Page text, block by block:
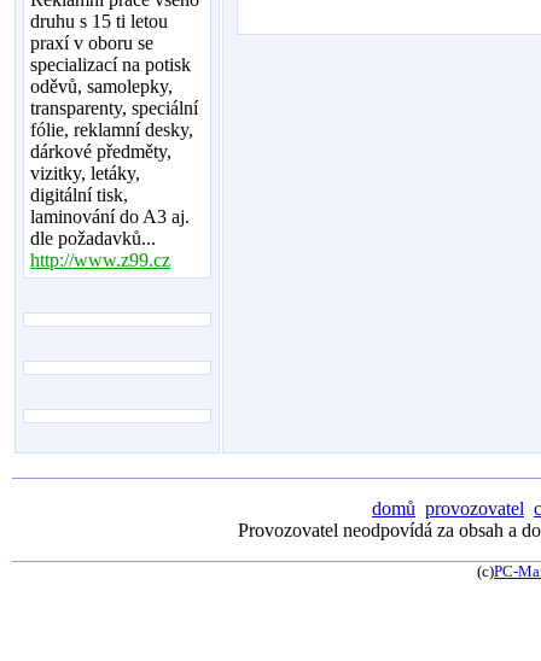
druhu s 15 ti letou
praxí v oboru se
specializací na potisk
oděvů, samolepky,
transparenty, speciální
fólie, reklamní desky,
dárkové předměty,
vizitky, letáky,
digitální tisk,
laminování do A3 aj.
dle požadavků...
http://www.z99.cz
domů provozovatel
Provozovatel neodpovídá za obsah a
(c)PC-